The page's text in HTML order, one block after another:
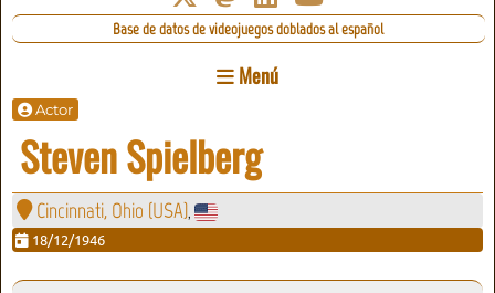
Base de datos de videojuegos doblados al español
Menú
Actor
Steven Spielberg
Cincinnati, Ohio (USA),
18/12/1946